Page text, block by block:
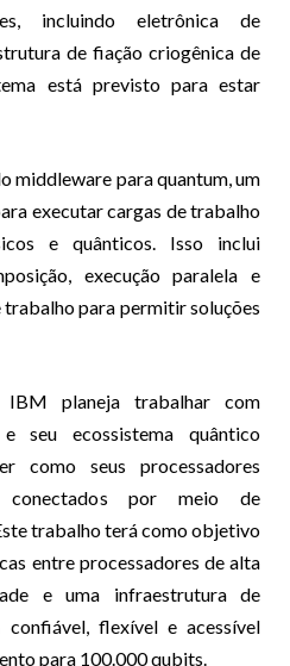
incluindo eletrônica de
de fiação criogênica de
está previsto para estar
middleware para quantum, um
executar cargas de trabalho
e quânticos. Isso inclui
execução paralela e
para permitir soluções
planeja trabalhar com
seu ecossistema quântico
como seus processadores
conectados por meio de
trabalho terá como objetivo
entre processadores de alta
e uma infraestrutura de
confiável, flexível e acessível
para 100.000 qubits.